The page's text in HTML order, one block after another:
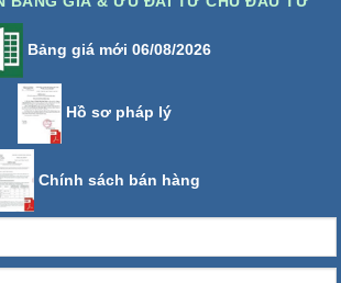
Bảng giá mới 06/08/2026
Hồ sơ pháp lý
Chính sách bán hàng